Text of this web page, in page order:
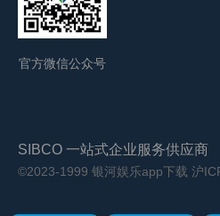
官方微信公众号
SIBCO 一站式企业服务供应商
©2023-1999 银河娱乐app下载 沪